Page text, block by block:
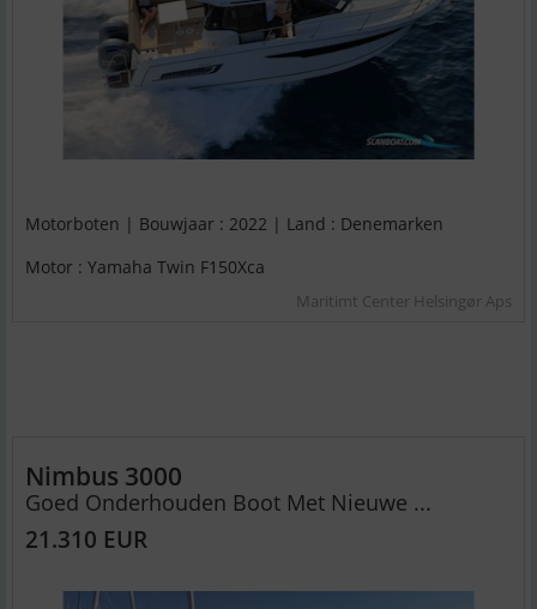
Motorboten | Bouwjaar : 2022 | Land : Denemarken
Motor : Yamaha Twin F150Xca
Maritimt Center Helsingør Aps
Nimbus 3000
Goed Onderhouden Boot Met Nieuwe ...
21.310 EUR